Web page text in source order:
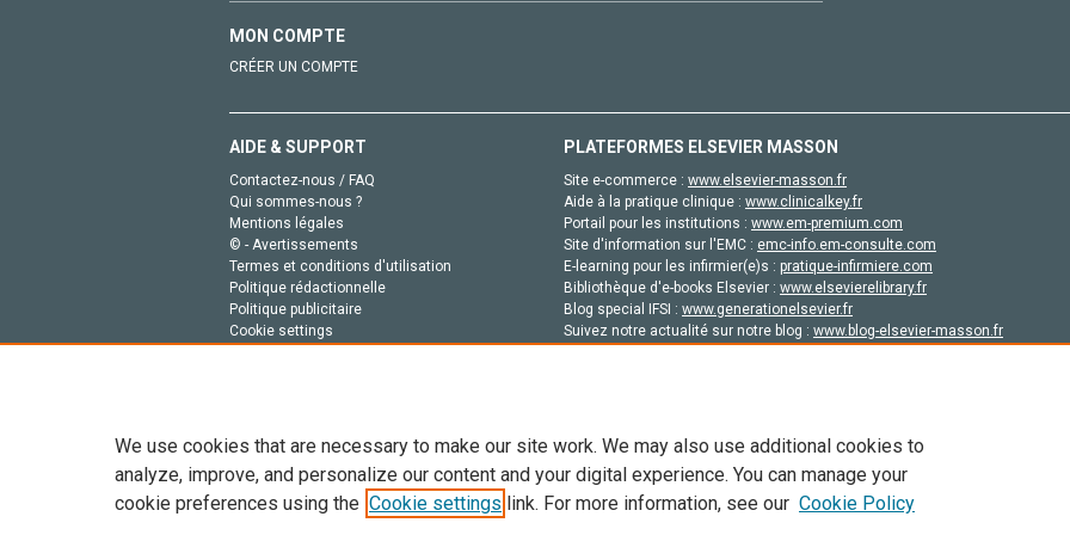
MON COMPTE
CRÉER UN COMPTE
AIDE & SUPPORT
Contactez-nous / FAQ
Qui sommes-nous ?
Mentions légales
© - Avertissements
Termes et conditions d'utilisation
Politique rédactionnelle
Politique publicitaire
Cookie settings
PLATEFORMES ELSEVIER MASSON
Site e-commerce : www.elsevier-masson.fr
Aide à la pratique clinique : www.clinicalkey.fr
Portail pour les institutions : www.em-premium.com
Site d'information sur l'EMC : emc-info.em-consulte.com
E-learning pour les infirmier(e)s : pratique-infirmiere.com
Bibliothèque d'e-books Elsevier : www.elsevierelibrary.fr
Blog special IFSI : www.generationelsevier.fr
Suivez notre actualité sur notre blog : www.blog-elsevier-masson.fr
Tout le contenu de ce site: Copyright © 2026 Elsevier, ses concédants de licence et ses contributeurs. Tout les droits sont réservés,
de données, a la formation en IA et aux technologies similaires. Pour tout contenu en libre accès, les conditions de licence
We use cookies that are necessary to make our site work. We may also use additional cookies to
analyze, improve, and personalize our content and your digital experience. You can manage your
cookie preferences using the Cookie settings link. For more information, see our Cookie Policy